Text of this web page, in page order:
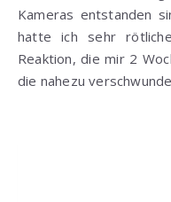
Kameras entstanden
hatte ich sehr
Reaktion, die mir 2
die nahezu